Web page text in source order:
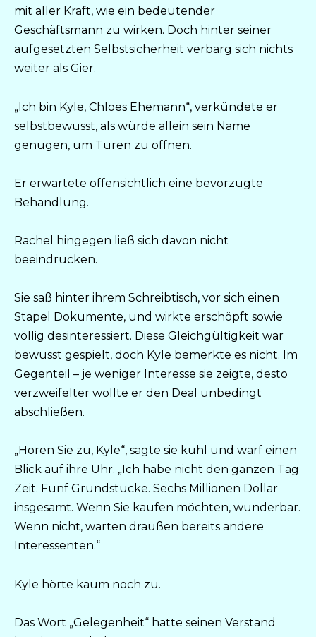
mit aller Kraft, wie ein bedeutender
Geschäftsmann zu wirken. Doch hinter seiner
aufgesetzten Selbstsicherheit verbarg sich nichts
weiter als Gier.
„Ich bin Kyle, Chloes Ehemann“, verkündete er
selbstbewusst, als würde allein sein Name
genügen, um Türen zu öffnen.
Er erwartete offensichtlich eine bevorzugte
Behandlung.
Rachel hingegen ließ sich davon nicht
beeindrucken.
Sie saß hinter ihrem Schreibtisch, vor sich einen
Stapel Dokumente, und wirkte erschöpft sowie
völlig desinteressiert. Diese Gleichgültigkeit war
bewusst gespielt, doch Kyle bemerkte es nicht. Im
Gegenteil – je weniger Interesse sie zeigte, desto
verzweifelter wollte er den Deal unbedingt
abschließen.
„Hören Sie zu, Kyle“, sagte sie kühl und warf einen
Blick auf ihre Uhr. „Ich habe nicht den ganzen Tag
Zeit. Fünf Grundstücke. Sechs Millionen Dollar
insgesamt. Wenn Sie kaufen möchten, wunderbar.
Wenn nicht, warten draußen bereits andere
Interessenten.“
Kyle hörte kaum noch zu.
Das Wort „Gelegenheit“ hatte seinen Verstand